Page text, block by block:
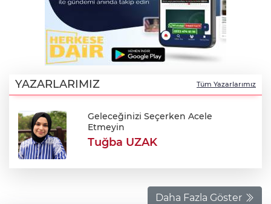
YAZARLARIMIZ Tüm Yazarlarımız
Geleceğinizi Seçerken Acele
Etmeyin
Tuğba UZAK
Daha Fazla Göster